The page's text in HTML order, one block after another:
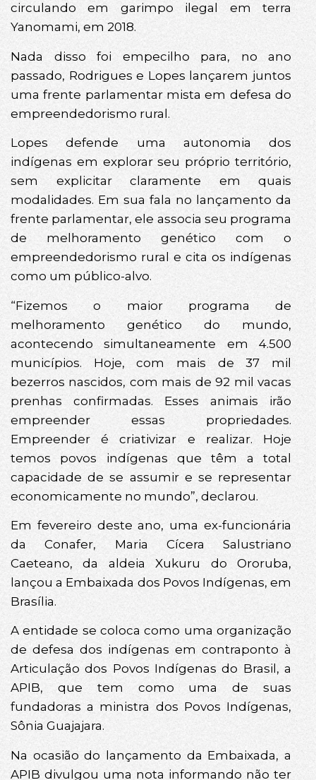
circulando em garimpo ilegal em terra
Yanomami, em 2018.
Nada disso foi empecilho para, no ano
passado, Rodrigues e Lopes lançarem juntos
uma frente parlamentar mista em defesa do
empreendedorismo rural.
Lopes defende uma autonomia dos
indígenas em explorar seu próprio território,
sem explicitar claramente em quais
modalidades. Em sua fala no lançamento da
frente parlamentar, ele associa seu programa
de melhoramento genético com o
empreendedorismo rural e cita os indígenas
como um público-alvo.
“Fizemos o maior programa de
melhoramento genético do mundo,
acontecendo simultaneamente em 4.500
municípios. Hoje, com mais de 37 mil
bezerros nascidos, com mais de 92 mil vacas
prenhas confirmadas. Esses animais irão
empreender essas propriedades.
Empreender é criativizar e realizar. Hoje
temos povos indígenas que têm a total
capacidade de se assumir e se representar
economicamente no mundo”, declarou.
Em fevereiro deste ano, uma ex-funcionária
da Conafer, Maria Cícera Salustriano
Caeteano, da aldeia Xukuru do Ororuba,
lançou a Embaixada dos Povos Indígenas, em
Brasília.
A entidade se coloca como uma organização
de defesa dos indígenas em contraponto à
Articulação dos Povos Indígenas do Brasil, a
APIB, que tem como uma de suas
fundadoras a ministra dos Povos Indígenas,
Sônia Guajajara.
Na ocasião do lançamento da Embaixada, a
APIB divulgou uma nota informando não ter